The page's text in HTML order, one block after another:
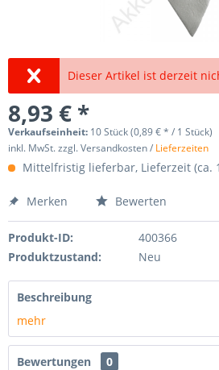
Dieser Artikel ist derzeit
8,93 € *
Verkaufseinheit: 10 Stück (0,89 € * / 1 Stück)
inkl. MwSt. zzgl. Versandkosten / Lieferzeiten
Mittelfristig lieferbar, Lieferzeit (ca.
Merken Bewerten
Produkt-ID:
400366
Produktzustand:
Neu
Beschreibung
mehr
Bewertungen
0